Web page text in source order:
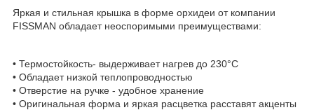
Яркая и стильная крышка в форме орхидеи от компании
FISSMAN обладает неоспоримыми преимуществами:
• Термостойкость- выдерживает нагрев до 230°С
• Обладает низкой теплопроводностью
• Отверстие на ручке - удобное хранение
• Оригинальная форма и яркая расцветка расставят акценты